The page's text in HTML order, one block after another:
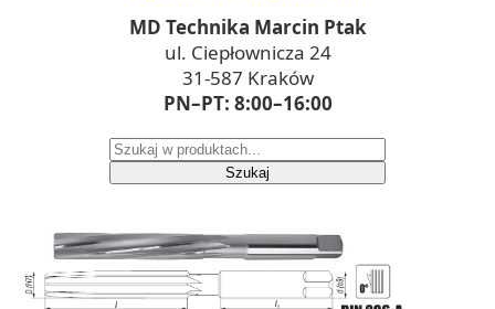
MD Technika Marcin Ptak
ul. Ciepłownicza 24
31-587 Kraków
PN–PT: 8:00–16:00
Szukaj